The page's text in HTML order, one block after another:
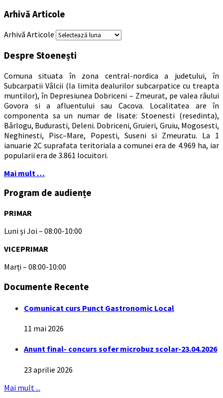
Arhivă Articole
Arhivă Articole
Despre Stoenești
Comuna situata în zona central-nordica a judetului, în
Subcarpatii Vâlcii (la limita dealurilor subcarpatice cu treapta
muntilor), în Depresiunea Dobriceni – Zmeurat, pe valea râului
Govora si a afluentului sau Cacova. Localitatea are în
componenta sa un numar de lisate: Stoenesti (resedinta),
Bârlogu, Budurasti, Deleni. Dobriceni, Gruieri, Gruiu, Mogosesti,
Neghinesti, Pisc–Mare, Popesti, Suseni si Zmeuratu. La 1
ianuarie 2C suprafata teritoriala a comunei era de 4.969 ha, iar
popularii era de 3.861 locuitori.
Mai mult …
Program de audiențe
PRIMAR
Luni și Joi – 08:00-10:00
VICEPRIMAR
Marți – 08:00-10:00
Documente Recente
Comunicat curs Punct Gastronomic Local
11 mai 2026
Anunt final- concurs sofer microbuz scolar-23.04.2026
23 aprilie 2026
Mai mult ...